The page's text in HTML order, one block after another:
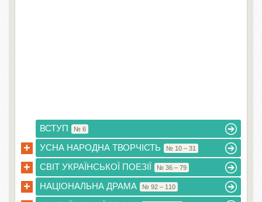
ВСТУП № 6
+ УСНА НАРОДНА ТВОРЧІСТЬ № 10 – 31
+ СВІТ УКРАЇНСЬКОЇ ПОЕЗІЇ № 36 – 79
+ НАЦІОНАЛЬНА ДРАМА № 92 – 110